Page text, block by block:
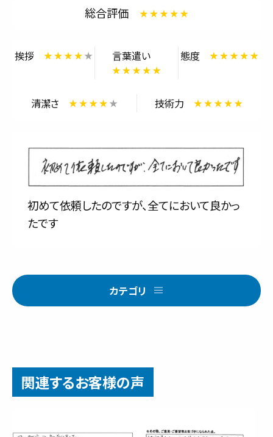
料金一覧
対応事例
ご利用の流れ
会社紹介
総合評価
挨拶 言葉遣い 態度
清潔さ 技術力
初めて依頼したのですが、全てにおいて良かっ
たです
カテゴリ
関連するお客様の声